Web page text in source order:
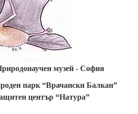
музей - София
парк “Врачански Балкан”
център “Натура”